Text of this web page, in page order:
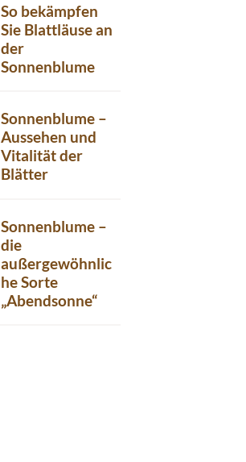
So bekämpfen
Sie Blattläuse an
der
Sonnenblume
Sonnenblume –
Aussehen und
Vitalität der
Blätter
Sonnenblume –
die
außergewöhnlic
he Sorte
„Abendsonne“